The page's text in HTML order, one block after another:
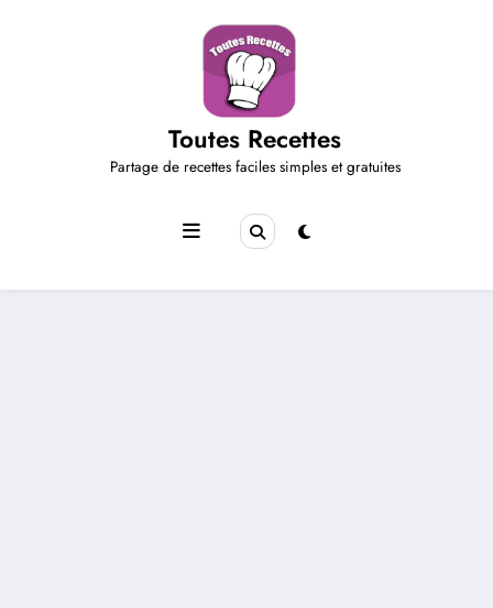
Toutes Recettes
Partage de recettes faciles simples et gratuites